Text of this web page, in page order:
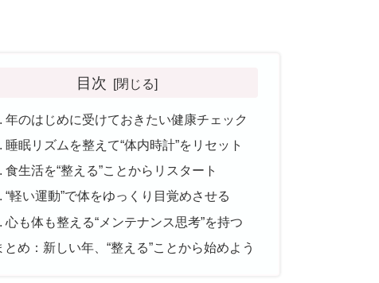
目次
年のはじめに受けておきたい健康チェック
睡眠リズムを整えて“体内時計”をリセット
食生活を“整える”ことからリスタート
“軽い運動”で体をゆっくり目覚めさせる
心も体も整える“メンテナンス思考”を持つ
とめ：新しい年、“整える”ことから始めよう